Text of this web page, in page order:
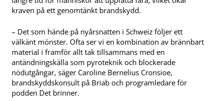
kraven på ett genomtänkt brandskydd.
– Det som hände på nyårsnatten i Schweiz följer ett
välkänt mönster. Ofta ser vi en kombination av brännbart
material i framför allt tak tillsammans med en
antändningskälla som pyroteknik och blockerade
nödutgångar, säger Caroline Bernelius Cronsioe,
brandskyddskonsult på Briab och programledare för
podden Det brinner.